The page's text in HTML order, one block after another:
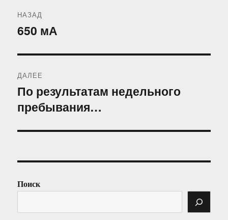
по
НАЗАД
Предыдущая
650 мА
ДАЛЕЕ
Следующая
запись:
По результатам недельного
пребывания…
Поиск